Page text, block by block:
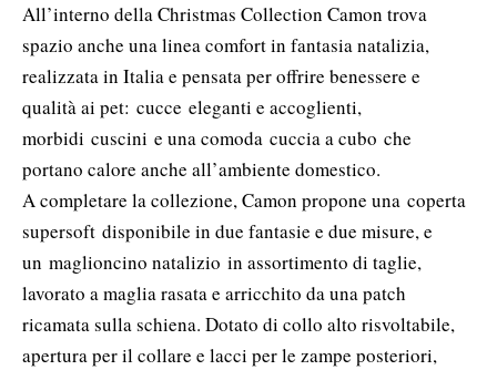
All’interno della Christmas Collection Camon trova
spazio anche una linea comfort in fantasia natalizia,
realizzata in Italia e pensata per offrire benessere e
qualità ai pet: cucce eleganti e accoglienti,
morbidi cuscini e una comoda cuccia a cubo che
portano calore anche all’ambiente domestico.
A completare la collezione, Camon propone una coperta
supersoft disponibile in due fantasie e due misure, e
un maglioncino natalizio in assortimento di taglie,
lavorato a maglia rasata e arricchito da una patch
ricamata sulla schiena. Dotato di collo alto risvoltabile,
apertura per il collare e lacci per le zampe posteriori,